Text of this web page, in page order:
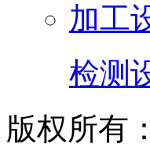
加工
检测
版权所有